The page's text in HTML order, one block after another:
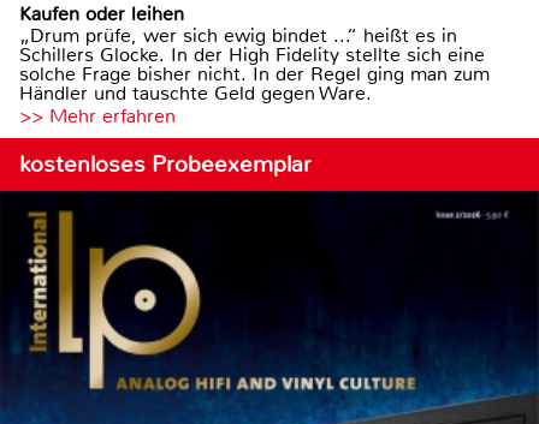
Kaufen oder leihen
„Drum prüfe, wer sich ewig bindet ...“ heißt es in
Schillers Glocke. In der High Fidelity stellte sich eine
solche Frage bisher nicht. In der Regel ging man zum
Händler und tauschte Geld gegen Ware.
>> Mehr erfahren
kostenloses Probeexemplar